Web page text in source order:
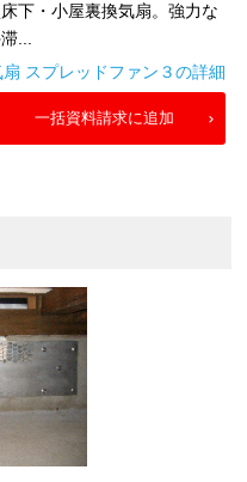
下・小屋裏換気扇。強力な
...
スプレッドファン３の詳細
一括資料請求に追加